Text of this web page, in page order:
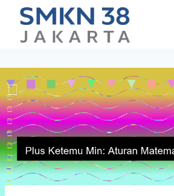
content